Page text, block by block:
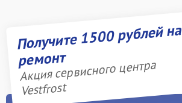
Получите 1500 рублей на
ремонт
Акция сервисного центра
Vestfrost